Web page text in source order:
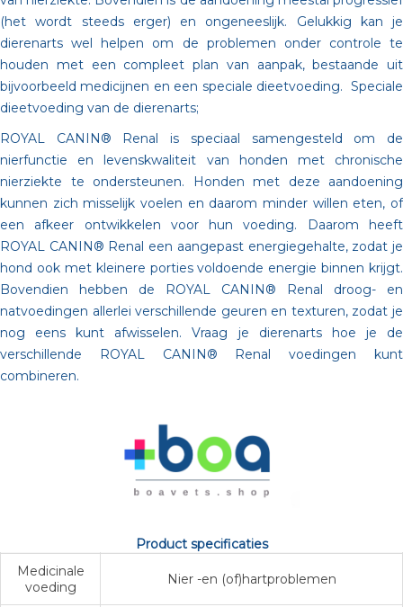
(het wordt steeds erger) en ongeneeslijk. Gelukkig kan je
dierenarts wel helpen om de problemen onder controle te
houden met een compleet plan van aanpak, bestaande uit
bijvoorbeeld medicijnen en een speciale dieetvoeding. Speciale
dieetvoeding van de dierenarts;
ROYAL CANIN® Renal is speciaal samengesteld om de
nierfunctie en levenskwaliteit van honden met chronische
nierziekte te ondersteunen. Honden met deze aandoening
kunnen zich misselijk voelen en daarom minder willen eten, of
een afkeer ontwikkelen voor hun voeding. Daarom heeft
ROYAL CANIN® Renal een aangepast energiegehalte, zodat je
hond ook met kleinere porties voldoende energie binnen krijgt.
Bovendien hebben de ROYAL CANIN® Renal droog- en
natvoedingen allerlei verschillende geuren en texturen, zodat je
nog eens kunt afwisselen. Vraag je dierenarts hoe je de
verschillende ROYAL CANIN® Renal voedingen kunt
combineren.
Product specificaties
Medicinale
voeding
Nier -en (of)hartproblemen